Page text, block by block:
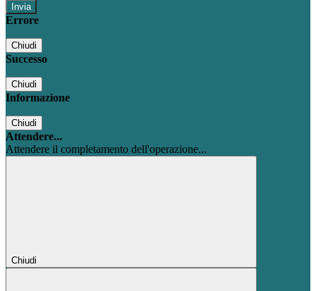
Errore
Chiudi
Successo
Chiudi
Informazione
Chiudi
Attendere...
Attendere il completamento dell'operazione...
Chiudi